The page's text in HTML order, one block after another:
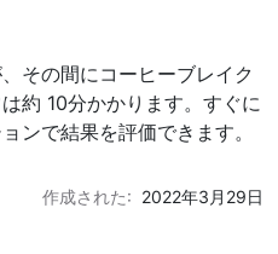
その間にコーヒーブレイク
約 10分かかります。すぐに
ンで結果を評価できます。
作成された: 2022年3月29日